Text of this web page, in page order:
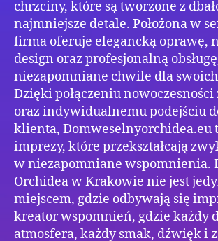
chrzciny, które są tworzone z
najmniejsze detale. Położona w
firma oferuje elegancką oprawę,
design oraz profesjonalną
niezapomniane chwile dla
Dzięki połączeniu nowoczesności
oraz indywidualnemu podejściu
klienta, Domweselnyorchidea.eu
imprezy, które przekształcają
w niezapomniane wspomnienia.
Orchidea w Krakowie nie jest
miejscem, gdzie odbywają się
kreator wspomnień, gdzie każdy
atmosfera, każdy smak, dźwięk i